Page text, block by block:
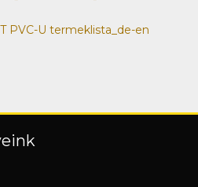
PVC-U termeklista_de-en